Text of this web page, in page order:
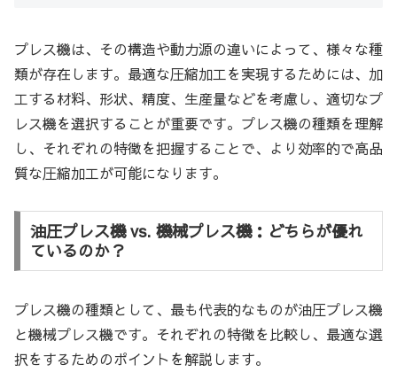
プレス機は、その構造や動力源の違いによって、様々な種
類が存在します。最適な圧縮加工を実現するためには、加
工する材料、形状、精度、生産量などを考慮し、適切なプ
レス機を選択することが重要です。プレス機の種類を理解
し、それぞれの特徴を把握することで、より効率的で高品
質な圧縮加工が可能になります。
油圧プレス機 vs. 機械プレス機：どちらが優れ
ているのか？
プレス機の種類として、最も代表的なものが油圧プレス機
と機械プレス機です。それぞれの特徴を比較し、最適な選
択をするためのポイントを解説します。